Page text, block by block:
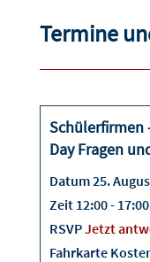
Termine
25
Schülerfirmen
Day Fragen
Datum25.
Zeit 12:00 - 17:00
RSVPJetzt
Fahrkarte